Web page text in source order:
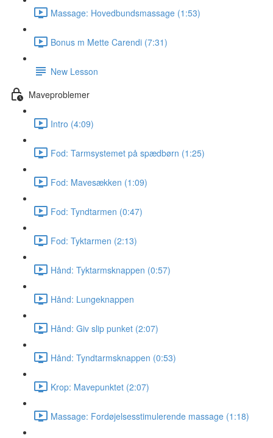
Massage: Hovedbundsmassage (1:53)
Bonus m Mette Carendi (7:31)
New Lesson
Maveproblemer
Intro (4:09)
Fod: Tarmsystemet på spædbørn (1:25)
Fod: Mavesækken (1:09)
Fod: Tyndtarmen (0:47)
Fod: Tyktarmen (2:13)
Hånd: Tyktarmsknappen (0:57)
Hånd: Lungeknappen
Hånd: Giv slip punket (2:07)
Hånd: Tyndtarmsknappen (0:53)
Krop: Mavepunktet (2:07)
Massage: Fordøjelsesstimulerende massage (1:18)